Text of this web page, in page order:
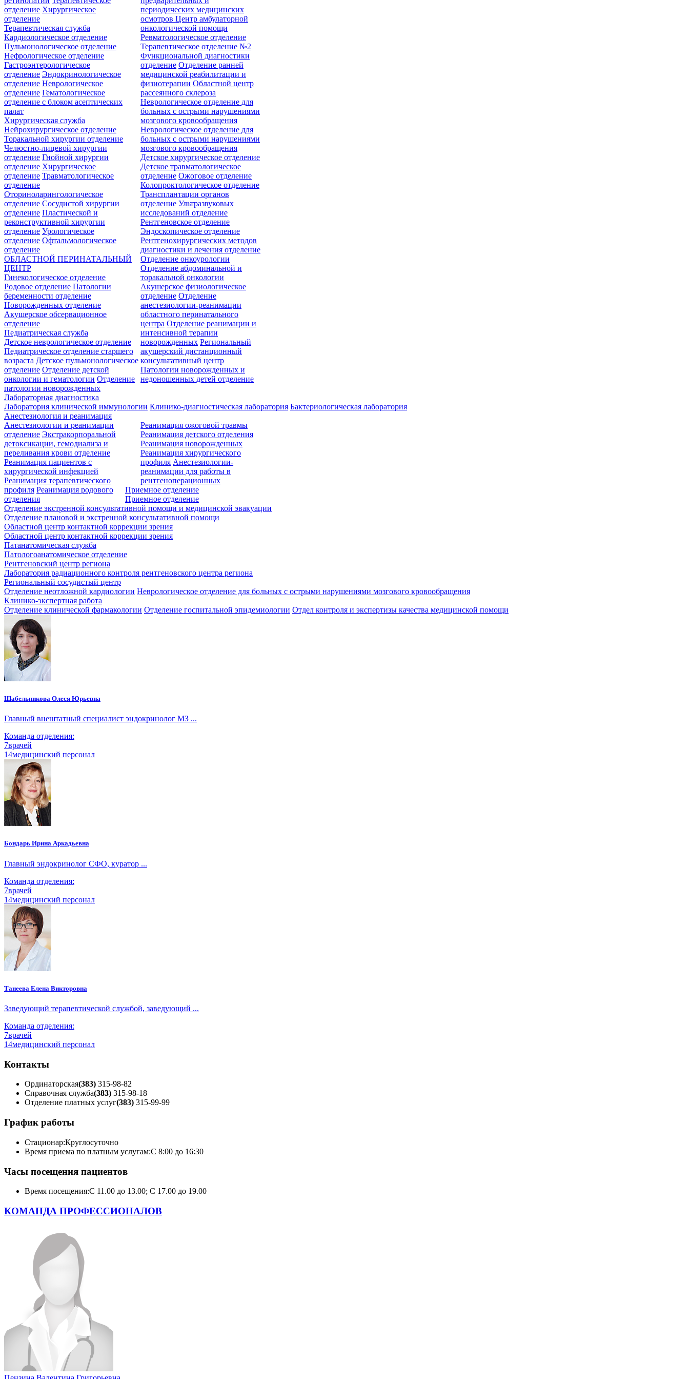
отделение Хирургическое
отделение
периодических медицинских
осмотровЦентр амбулаторной
онкологической помощи
Терапевтическая служба
Кардиологическое отделение
Пульмонологическое отделение
Нефрологическое отделение
Гастроэнтерологическое
отделение Эндокринологическое
отделение Неврологическое
отделение Гематологическое
отделение c блоком асептических
палат
Ревматологическое отделение
Терапевтическое отделение №2
Функциональной диагностики
отделение Отделение ранней
медицинской реабилитации и
физиотерапии Областной центр
рассеянного склероза
Неврологическое отделение для
больных с острыми нарушениями
мозгового кровообращения
Неврологическое отделение для
больных с острыми нарушениями
мозгового кровообращения
Хирургическая служба
Нейрохирургическое отделение
Торакальной хирургии отделение
Челюстно-лицевой хирургии
отделение Гнойной хирургии
отделение Хирургическое
отделение Травматологическое
отделение
Оториноларингологическое
отделение Сосудистой хирургии
отделение Пластической и
реконструктивной хирургии
отделение Урологическое
отделение Офтальмологическое
отделение
Детское хирургическое отделение
Детское травматологическое
отделение Ожоговое отделение
Колопроктологическое отделение
Трансплантации органов
отделение Ультразвуковых
исследований отделение
Рентгеновское отделение
Эндоскопическое отделение
Рентгенохирургических методов
диагностики и лечения отделение
Отделение онкоурологии
Отделение абдоминальной и
торакальной онкологии
ОБЛАСТНОЙ ПЕРИНАТАЛЬНЫЙ
ЦЕНТР
Гинекологическое отделение
Родовое отделение Патологии
беременности отделение
Новорожденных отделение
Акушерское обсервационное
отделение
Акушерское физиологическое
отделение Отделение
анестезиологии-реанимации
областного перинатального
центра Отделение реанимации и
интенсивной терапии
новорожденных Региональный
акушерский дистанционный
консультативный центр
Патологии новорожденных и
недоношенных детей отделение
Педиатрическая служба
Детское неврологическое отделение
Педиатрическое отделение старшего
возраста Детское пульмонологическое
отделение Отделение детской
онкологии и гематологии Отделение
патологии новорожденных
Лабораторная диагностика
Лаборатория клинической иммунологии Клинико-диагностическая лаборатория Бактериологическая лаборатория
Анестезиология и реанимация
Анестезиологии и реанимации
отделение Экстракорпоральной
детоксикации, гемодиализа и
переливания крови отделение
Реанимация пациентов с
хирургической инфекцией
Реанимация терапевтического
профиля Реанимация родового
отделения
Реанимация ожоговой травмы
Реанимация детского отделения
Реанимация новорожденных
Реанимация хирургического
профиля Анестезиологии-
реанимации для работы в
рентгеноперационных
Приемное отделение
Приемное отделение
Отделение экстренной консультативной помощи и медицинской эвакуации
Отделение плановой и экстренной консультативной помощи
Областной центр контактной коррекции зрения
Областной центр контактной коррекции зрения
Патанатомическая служба
Патологоанатомическое отделение
Рентгеновский центр региона
Лаборатория радиационного контроля рентгеновского центра региона
Региональный сосудистый центр
Отделение неотложной кардиологии Неврологическое отделение для больных с острыми нарушениями мозгового кровообращения
Клинико-экспертная работа
Отделение клинической фармакологии Отделение госпитальной эпидемиологии Отдел контроля и экспертизы качества медицинской помощи
Шабельникова Олеся Юрьевна
Главный внештатный специалист эндокринолог МЗ ...
Команда отделения:
7врачей
14медицинский персонал
Бондарь Ирина Аркадьевна
Главный эндокринолог СФО, куратор ...
Команда отделения:
7врачей
14медицинский персонал
Танеева Елена Викторовна
Заведующий терапевтической службой, заведующий ...
Команда отделения:
7врачей
14медицинский персонал
Контакты
Ординаторская(383) 315-98-82
Справочная служба(383) 315-98-18
Отделение платных услуг(383) 315-99-99
График работы
Стационар:Круглосуточно
Время приема по платным услугам:С 8:00 до 16:30
Часы посещения пациентов
Время посещения:С 11.00 до 13.00; С 17.00 до 19.00
КОМАНДА ПРОФЕССИОНАЛОВ